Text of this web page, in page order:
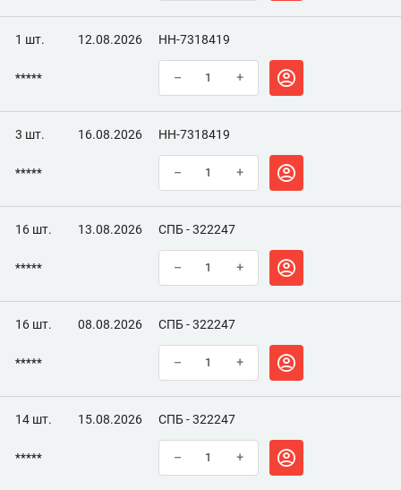
1 шт. 12.08.2026 НН-7318419
***** – +
3 шт. 16.08.2026 НН-7318419
***** – +
16 шт. 13.08.2026 СПБ - 322247
***** – +
16 шт. 08.08.2026 СПБ - 322247
***** – +
14 шт. 15.08.2026 СПБ - 322247
***** – +